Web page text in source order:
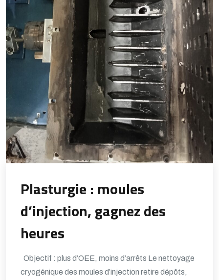
Plasturgie : moules
d’injection, gagnez des
heures
Objectif : plus d’OEE, moins d’arrêts Le nettoyage
cryogénique des moules d’injection retire dépôts,